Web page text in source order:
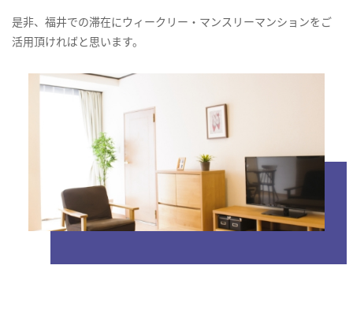
是非、福井での滞在にウィークリー・マンスリーマンションをご
活用頂ければと思います。